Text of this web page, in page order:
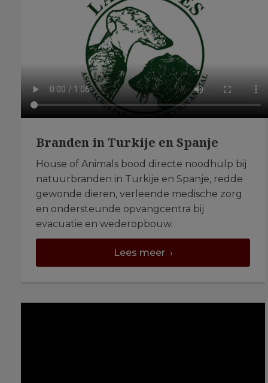
Branden in Turkije en Spanje
House of Animals bood directe noodhulp bij
natuurbranden in Turkije en Spanje, redde
gewonde dieren, verleende medische zorg
en ondersteunde opvangcentra bij
evacuatie en wederopbouw.
Lees meer ›